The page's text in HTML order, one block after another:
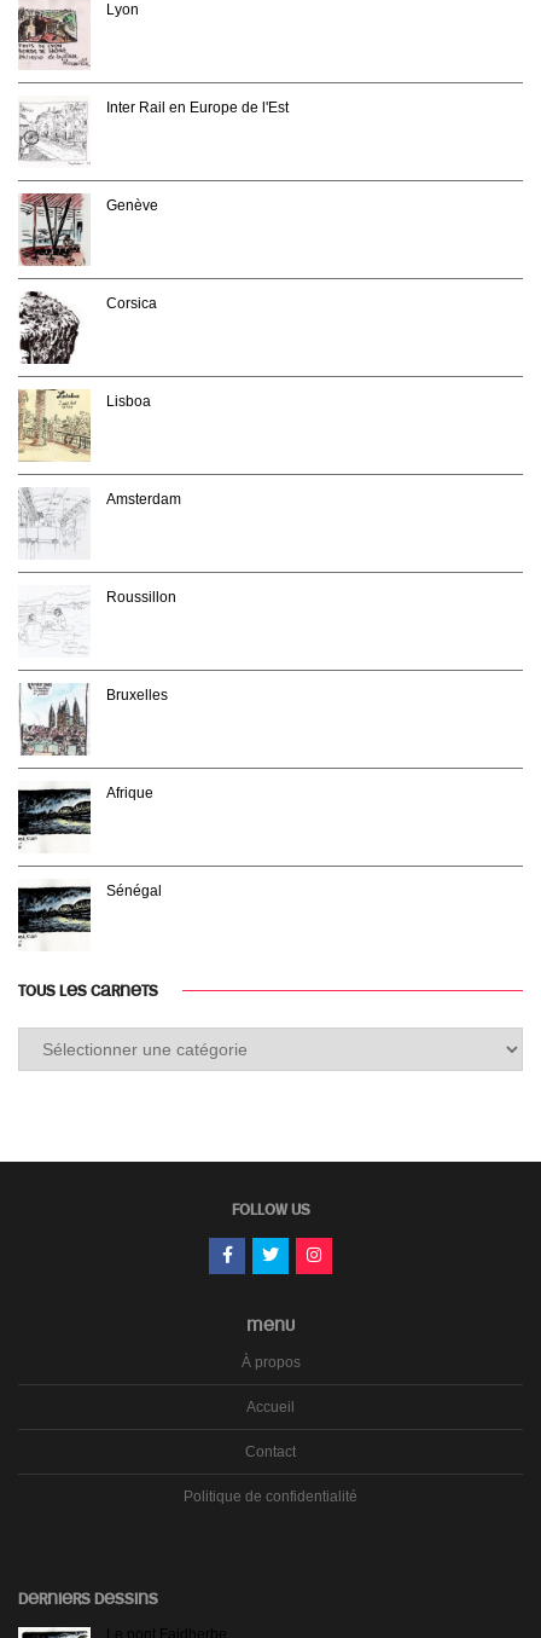
Lyon
Inter Rail en Europe de l'Est
Genève
Corsica
Lisboa
Amsterdam
Roussillon
Bruxelles
Afrique
Sénégal
TOUS LES CARNETS
FOLLOW US
MENU
À propos
Accueil
Contact
Politique de confidentialité
DERNIERS DESSINS
Le pont Faidherbe